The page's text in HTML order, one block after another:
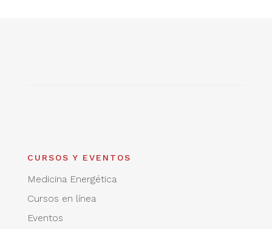
CURSOS Y EVENTOS
Medicina Energética
Cursos en línea
Eventos